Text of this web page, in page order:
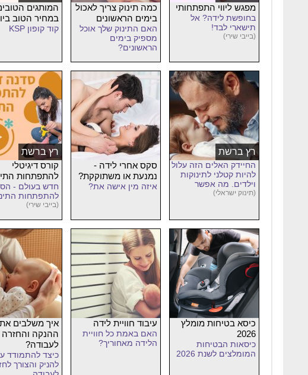
מפגש ליווי התפתחותי
בחופשת לידה? אל
תישארי לבד!
(בייבי שירי)
כמה תינוק צריך לאכול
בימים הראשונים
האם התינוק שלך אוכל
מספיק בימים
הראשונים?
המותגים
במחיר הטוב
קוד קופון KSP
רץ ברשת
החיידק האלים הזה עלול
להיות קטלני לתינוקות
וילדים. מה אפשר
לעשות?
(תינוק ישראלי)
סקס אחרי לידה -
נמנעת או משתוקקת?
איזה מין אישה את?
רץ ברשת
קורס דיגיטלי
להתפתחות
חדש בעולם -
להתפתחות
(בייבי שירי)
כיסא בטיחות מומלץ
2026
כיסאות הבטיחות
המומלצים לשנת 2026
עיבוד חוויית לידה
האם באמת כל חוויית
הלידה מאחוריך?
איך משלבים את
ההנקה והחזרה
לעבודה?
כיצד להתמודד
להניק והצורך